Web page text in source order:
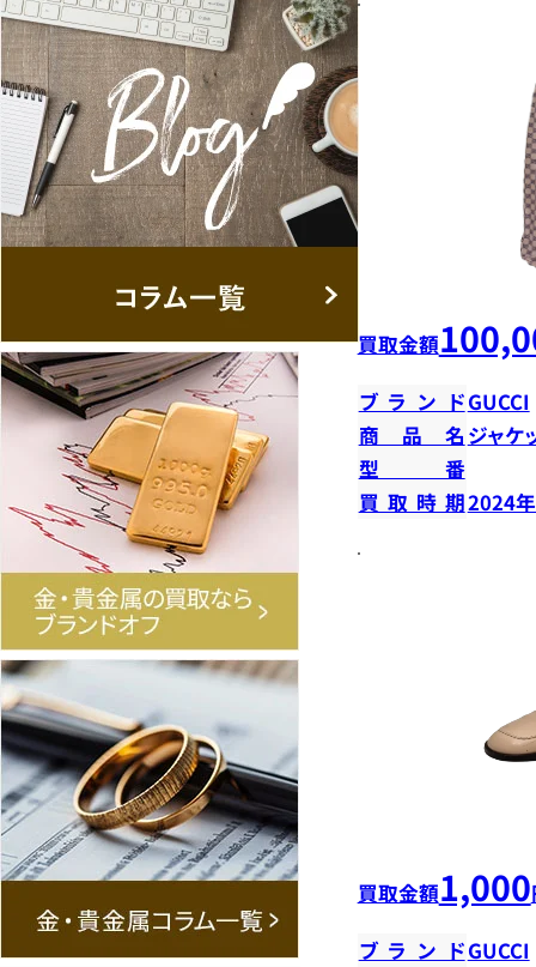
買取金額
ブランドGUCCI
商品名 ジャケ
型番
買取時期2024
買取金額1,000
ブランドGUCCI